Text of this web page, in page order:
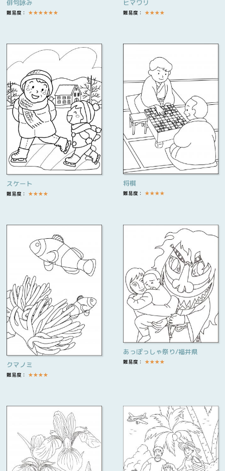
俳句詠み
難易度： ★★★★★★
ヒマワリ
難易度： ★★★★
スケート
難易度： ★★★★
将棋
難易度： ★★★★
クマノミ
難易度： ★★★★
あっぽっしゃ祭り/福井県
難易度： ★★★★